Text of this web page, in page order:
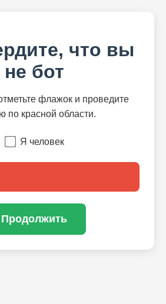
что вы
не бот
флажок и проведите
по красной области.
Я человек
Продолжить